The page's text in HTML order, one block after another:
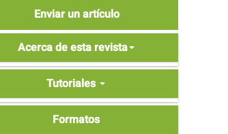
Enviar un artículo
Acerca de esta revista
Tutoriales
Formatos